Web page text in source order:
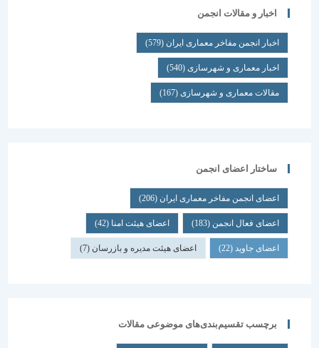
اخبار و مقالات انجمن
اخبار انجمن مفاخر معماری ایران (579)
اخبار معماری و شهرسازی(540)
مقالات معماری و شهرسازی(167)
ساختار اعضای انجمن
اعضای انجمن مفاخر معماری ایران (206)
اعضای فعال انجمن(183) اعضای هیئت امنا(42)
اعضای جاوید(22) اعضای هیئت مدیره و بازرسان(7)
برچسب تقسیم‌بندی‌های موضوعی مقالات